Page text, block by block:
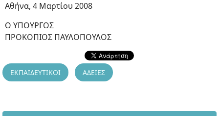
Αθήνα, 4 Μαρτίου 2008
Ο ΥΠΟΥΡΓΟΣ
ΠΡΟΚΟΠΙΟΣ ΠΑΥΛΟΠΟΥΛΟΣ
ΕΚΠΑΙΔΕΥΤΙΚΟΙ ΑΔΕΙΕΣ